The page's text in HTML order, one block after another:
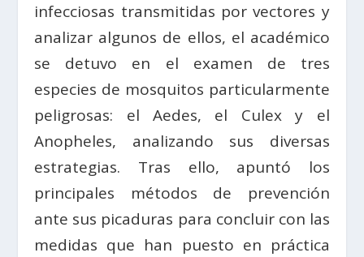
infecciosas transmitidas por vectores y
analizar algunos de ellos, el académico
se detuvo en el examen de tres
especies de mosquitos particularmente
peligrosas: el Aedes, el Culex y el
Anopheles, analizando sus diversas
estrategias. Tras ello, apuntó los
principales métodos de prevención
ante sus picaduras para concluir con las
medidas que han puesto en práctica